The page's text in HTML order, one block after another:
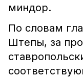
миндор.
По словам
Штепы, за